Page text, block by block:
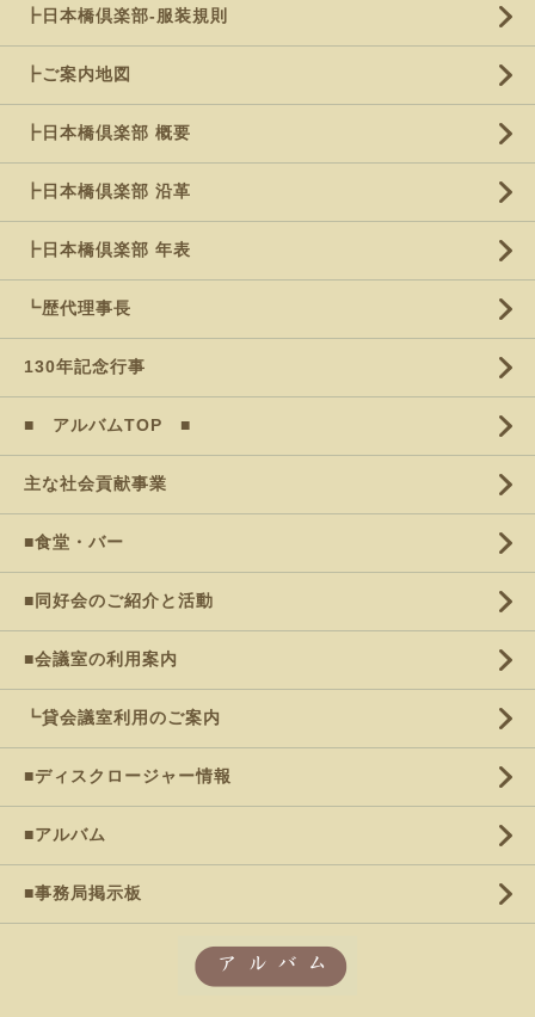
┣日本橋倶楽部-服装規則
┣ご案内地図
┣日本橋倶楽部 概要
┣日本橋倶楽部 沿革
┣日本橋倶楽部 年表
┗歴代理事長
130年記念行事
■ アルバムTOP ■
主な社会貢献事業
■食堂・バー
■同好会のご紹介と活動
■会議室の利用案内
┗貸会議室利用のご案内
■ディスクロージャー情報
■アルバム
■事務局掲示板